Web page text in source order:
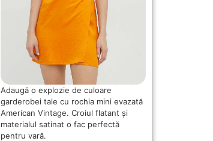
Adaugă o explozie de culoare
garderobei tale cu rochia mini evazată
American Vintage. Croiul flatant și
materialul satinat o fac perfectă
pentru vară.